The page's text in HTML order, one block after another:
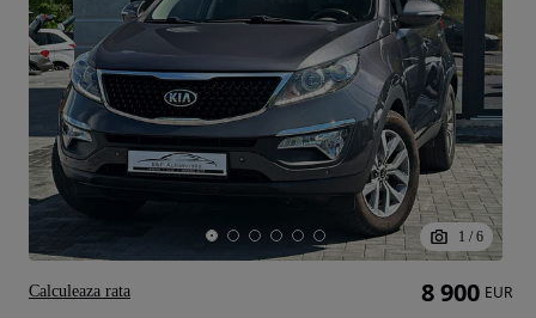
1 / 6
8 900 EUR
Calculeaza rata